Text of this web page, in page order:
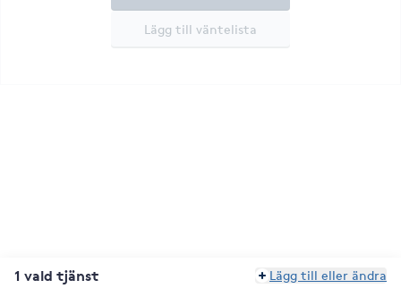
Lägg till väntelista
1 vald tjänst Lägg till eller ändra